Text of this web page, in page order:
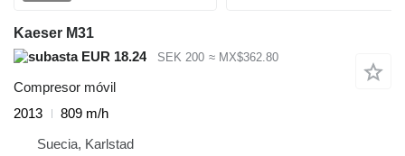
Kaeser M31
EUR 18.24
SEK 200 ≈ MX$362.80
Compresor móvil
2013
809 m/h
Suecia, Karlstad